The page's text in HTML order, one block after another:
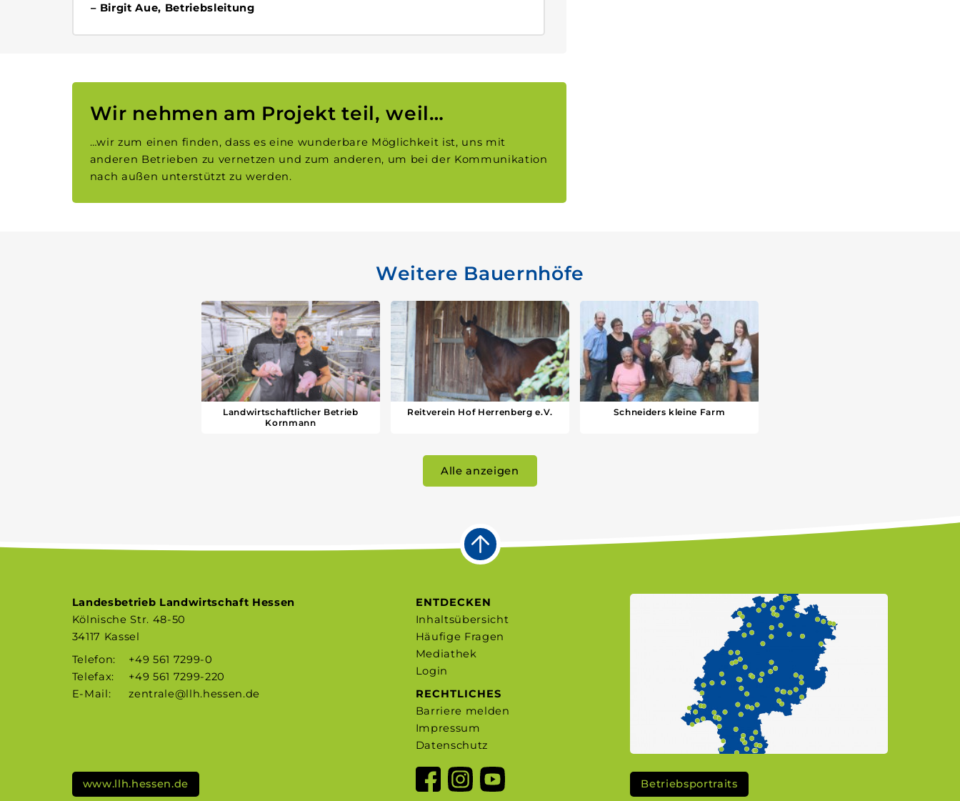
Birgit Aue, Betriebsleitung
Wir nehmen am Projekt teil, weil…
…wir zum einen finden, dass es eine wunderbare Möglichkeit ist, uns mit
anderen Betrieben zu vernetzen und zum anderen, um bei der Kommunikation
nach außen unterstützt zu werden.
Weitere Bauernhöfe
Landwirtschaftlicher Betrieb
Kornmann
Reitverein Hof Herrenberg e.V. Schneiders kleine Farm
Alle anzeigen
Landesbetrieb Landwirtschaft Hessen
Kölnische Str. 48-50
34117 Kassel
Telefon:
+49 561 7299-0
Telefax:
+49 561 7299-220
E-Mail:
zentrale@llh.hessen.de
www.llh.hessen.de
ENTDECKEN
Inhaltsübersicht
Häufige Fragen
Mediathek
Login
RECHTLICHES
Barriere melden
Impressum
Datenschutz
Betriebsportraits